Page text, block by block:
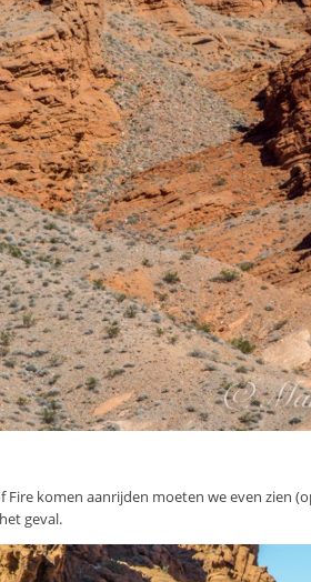
Fire komen aanrijden moeten we even
geval.